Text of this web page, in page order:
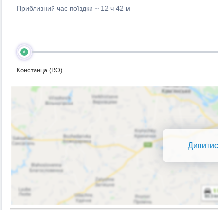
Приблизний час поїздки ~ 12 ч 42 м
A
Констанца (RO)